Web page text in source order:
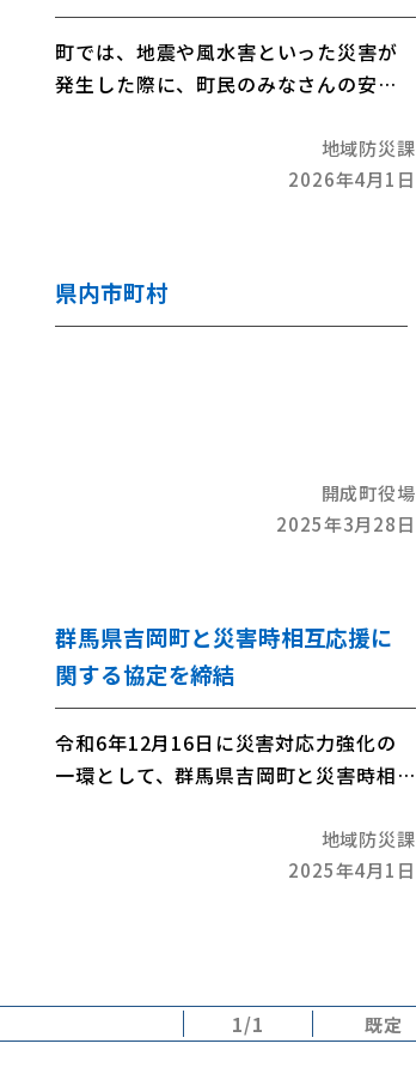
町では、地震や風水害といった災害が
発生した際に、町民のみなさんの安全
共団体や企業、民間団体等と災害協定
を締結することで、物資の確保や相互
地域防災課
2026年4月1日
県内市町村
開成町役場
2025年3月28日
群馬県吉岡町と災害時相互応援に
関する協定を締結
令和6年12月16日に災害対応力強化の
一環として、群馬県吉岡町と災害時相
地域防災課
2025年4月1日
1/1 既定